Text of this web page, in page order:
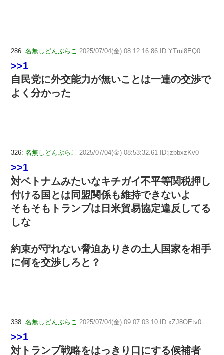
286: 名無しどんぶらこ 2025/07/04(金) 08:12:16.86 ID:YTrui8EQ0
>>1
自民党に外交能力が無いことは一連の交渉で
よく分かった
326: 名無しどんぶらこ 2025/07/04(金) 08:53:32.61 ID:jzbbxzKv0
>>1
対ベトナムみたいなキチガイ不平等関税押し
付ける国とは同盟関係も維持できないよ
そもそもトランプは日米貿易協定違反してる
しな
約束が守れない脅迫ありきの土人国家を相手
に何を交渉しろと？
338: 名無しどんぶらこ 2025/07/04(金) 09:07:03.10 ID:xZJ8OEtv0
>>1
対トランプ戦略をはっきり口にする候補者